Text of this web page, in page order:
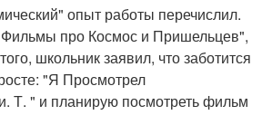
опыт работы перечислил.
про Космос и Пришельцев",
школьник заявил, что заботится
"Я Просмотрел
Т. " и планирую посмотреть фильм